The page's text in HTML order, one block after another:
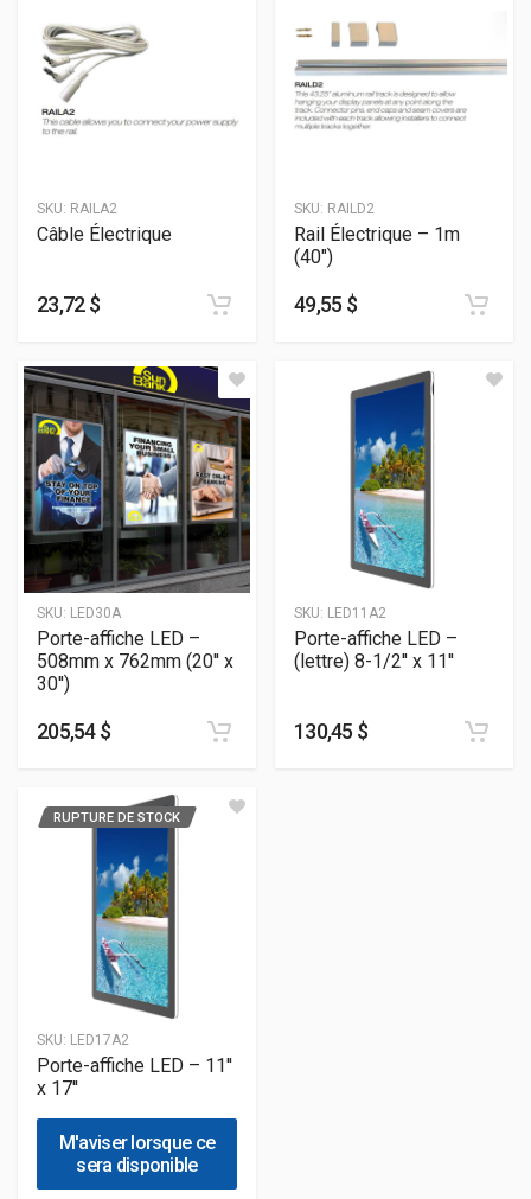
SKU: RAILA2
Câble Électrique
23,72 $
SKU: RAILD2
Rail Électrique – 1m
(40″)
49,55 $
SKU: LED30A
Porte-affiche LED –
508mm x 762mm (20'' x
30'')
205,54 $
SKU: LED11A2
Porte-affiche LED –
(lettre) 8-1/2'' x 11''
130,45 $
SKU: LED17A2
RUPTURE DE STOCK
Porte-affiche LED – 11''
x 17''
M'aviser lorsque ce
sera disponible